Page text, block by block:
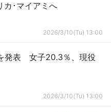
カ･マイアミへ
2026/3/10(Tu) 13:00
発表 女子20.3％、現役
2026/3/10(Tu) 13:00